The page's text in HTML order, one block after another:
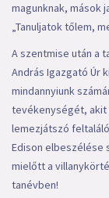
magunknak, mások
„Tanuljatok tőlem,
A szentmise után a
András Igazgató Úr
mindannyiunk
tevékenységét, akit
lemezjátszó
Edison elbeszélése
mielőtt a
tanévben!